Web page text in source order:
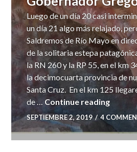
Luego de un día 20 casi
un día 21 algo más relajado,
Saldremos de Río Mayo en
de la solitaria estepa
la RN 260 y la RP 55, en el km
la decimocuarta provincia de
Santa Cruz. En el km 125
de …Continue readingDía
SEPTIEMBRE 2, 2019 4